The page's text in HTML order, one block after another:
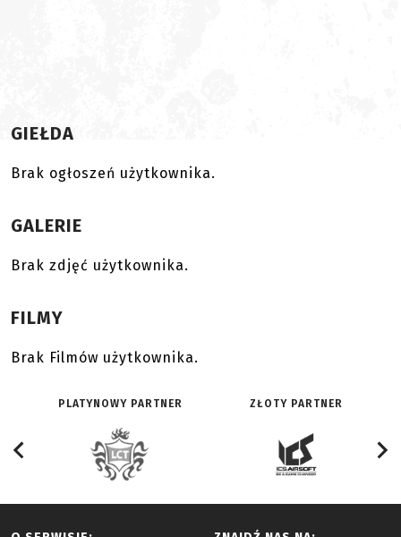
GIEŁDA
Brak ogłoszeń użytkownika.
GALERIE
Brak zdjęć użytkownika.
FILMY
Brak Filmów użytkownika.
PLATYNOWY PARTNER ZŁOTY PARTNER